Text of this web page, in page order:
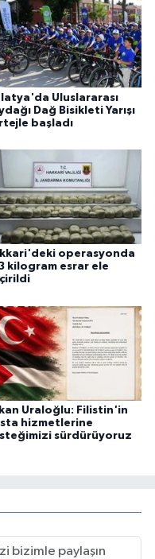
Uluslararası
Dağ Bisikleti Yarışı
başladı
operasyonda
kilogram esrar ele
Uraloğlu: Filistin'in
hizmetlerine
sürdürüyoruz